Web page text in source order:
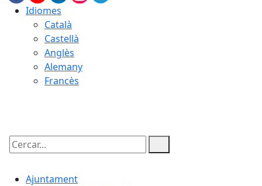
Idiomes
Català
Castellà
Anglès
Alemany
Francès
Cercar:
Ajuntament